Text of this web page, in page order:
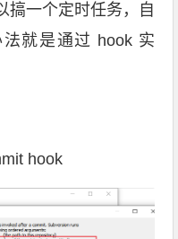
搞一个定时任务，自
就是通过 hook 实
hook